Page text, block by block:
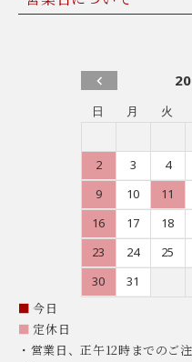
日 月 火
2
3 4
9
10 11
16
17 18
23
24 25
30
31
■ 今日
■ 定休日
・営業日、正午12時までのご